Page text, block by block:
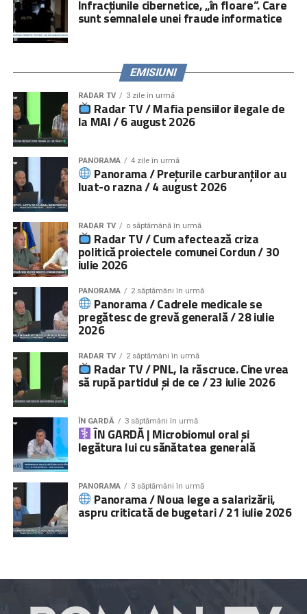
platforma
www.copiisinguriacasa.ro.
Comunicat „Salvați Copiii” România
Infracțiunile cibernetice, „în floare”. Care
sunt semnalele unei fraude informatice
EMISIUNI
RADAR TV 3 zile în urmă
Radar TV / Mafia pensiilor ilegale de
la MAI / 6 august 2026
PANORAMA 4 zile în urmă
Panorama / Prețurile carburanților au
luat-o razna / 4 august 2026
RADAR TV o săptămână în urmă
Radar TV / Cum afectează criza
politică proiectele comunei Cordun / 30
iulie 2026
PANORAMA 2 săptămâni în urmă
Panorama / Cadrele medicale se
pregătesc de grevă generală / 28 iulie
2026
RADAR TV 2 săptămâni în urmă
Radar TV / PNL, la răscruce. Cine vrea
să rupă partidul și de ce / 23 iulie 2026
ÎN GARDĂ 3 săptămâni în urmă
ÎN GARDĂ | Microbiomul oral și
legătura lui cu sănătatea generală
PANORAMA 3 săptămâni în urmă
Panorama / Noua lege a salarizării,
aspru criticată de bugetari / 21 iulie 2026